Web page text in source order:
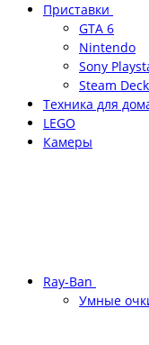
Приставки
GTA 6
Nintendo
Sony
Steam Deck
Техника для
LEGO
Камеры
Ray-Ban
Умные